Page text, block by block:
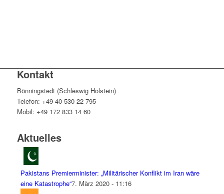
Kontakt
Bönningstedt (Schleswig Holstein)
Telefon: +49 40 530 22 795
Mobil: +49 172 833 14 60
Aktuelles
Pakistans Premierminister: „Militärischer Konflikt im Iran wäre
eine Katastrophe“7. März 2020 - 11:16